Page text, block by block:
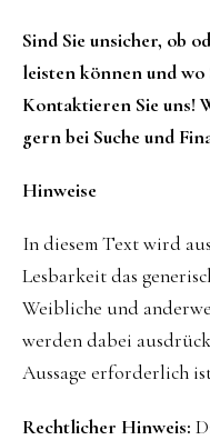
Sind Sie unsicher, ob
leisten können und wo
Kontaktieren Sie uns!
gern bei Suche und
Hinweise
In diesem Text wird
Lesbarkeit das
Weibliche und
werden dabei
Aussage erforderlich
Rechtlicher Hinweis: